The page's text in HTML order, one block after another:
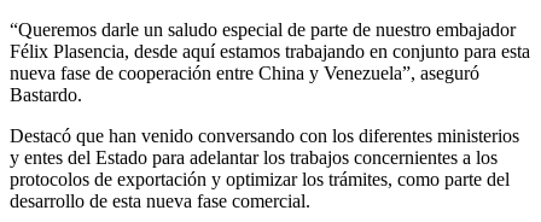
“Queremos darle un saludo especial de parte de nuestro embajador
Félix Plasencia, desde aquí estamos trabajando en conjunto para esta
nueva fase de cooperación entre China y Venezuela”, aseguró
Bastardo.
Destacó que han venido conversando con los diferentes ministerios
y entes del Estado para adelantar los trabajos concernientes a los
protocolos de exportación y optimizar los trámites, como parte del
desarrollo de esta nueva fase comercial.